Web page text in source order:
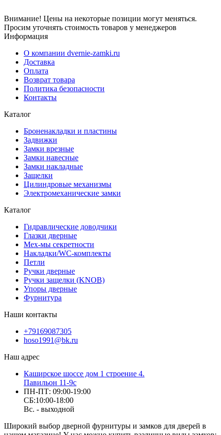
Внимание! Цены на некоторые позиции могут меняться.
Просим уточнять стоимость товаров у менеджеров
Информация
О компании dvernie-zamki.ru
Доставка
Оплата
Возврат товара
Политика безопасности
Контакты
Каталог
Броненакладки и пластины
Задвижки
Замки врезные
Замки навесные
Замки накладные
Защелки
Цилиндровые механизмы
Электромеханические замки
Каталог
Гидравлические доводчики
Глазки дверные
Мех-мы секретности
Накладки/WC-комплекты
Петли
Ручки дверные
Ручки защелки (KNOB)
Упоры дверные
Фурнитура
Наши контакты
+79169087305
hoso1991@bk.ru
Наш адрес
Каширское шоссе дом 1 строение 4.
Павильон 11-9с
ПН-ПТ: 09:00-19:00
СБ:10:00-18:00
Вс. - выходной
Широкий выбор дверной фурнитуры и замков для дверей в